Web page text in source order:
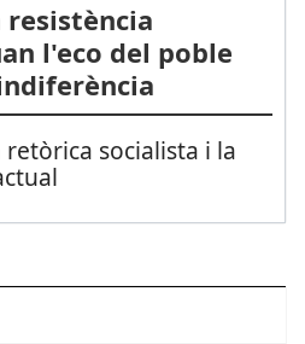
resistència
l'eco del poble
socialista i la